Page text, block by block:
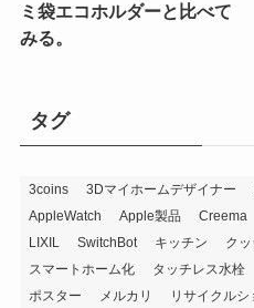
ミ袋エコホルダーと比べて
みる。
タグ
3coins 3Dマイホームデザイナー
AppleWatch
Apple製品 Creema
LIXIL
SwitchBot キッチン ク
スマートホーム化
タッチレス水栓
ポスター
メルカリ リサイクルシ